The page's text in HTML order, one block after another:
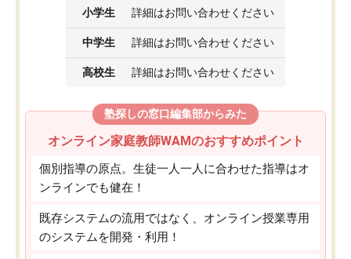
小学生 詳細はお問い合わせください
中学生 詳細はお問い合わせください
高校生 詳細はお問い合わせください
塾探しの窓口編集部からみた
オンライン家庭教師WAMのおすすめポイント
個別指導の原点。生徒一人一人に合わせた指導はオ
ンラインでも健在！
既存システムの流用ではなく、オンライン授業専用
のシステムを開発・利用！